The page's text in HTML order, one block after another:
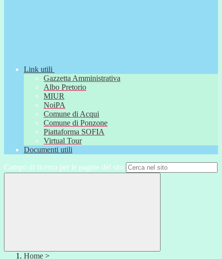
Link utili
Gazzetta Amministrativa
Albo Pretorio
MIUR
NoiPA
Comune di Acqui
Comune di Ponzone
Piattaforma SOFIA
Virtual Tour
Documenti utili
Campo di ricerca per le pagine del sito
Home >